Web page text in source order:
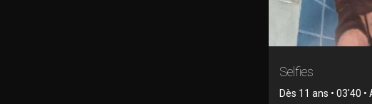
Selfies
Dès 11 ans • 03'40